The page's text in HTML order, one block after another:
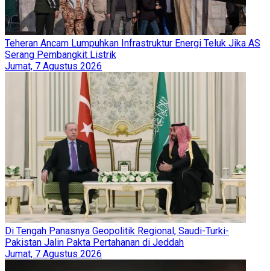
Teheran Ancam Lumpuhkan Infrastruktur Energi Teluk Jika AS
Serang Pembangkit Listrik
Jumat, 7 Agustus 2026
Di Tengah Panasnya Geopolitik Regional, Saudi-Turki-
Pakistan Jalin Pakta Pertahanan di Jeddah
Jumat, 7 Agustus 2026